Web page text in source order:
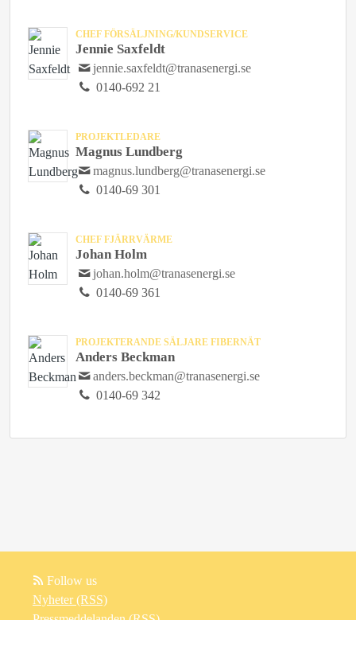
CHEF FÖRSÄLJNING/KUNDSERVICE
Jennie Saxfeldt
jennie.saxfeldt@tranasenergi.se
0140-692 21
PROJEKTLEDARE
Magnus Lundberg
magnus.lundberg@tranasenergi.se
0140-69 301
CHEF FJÄRRVÄRME
Johan Holm
johan.holm@tranasenergi.se
0140-69 361
PROJEKTERANDE SÄLJARE FIBERNÄT
Anders Beckman
anders.beckman@tranasenergi.se
0140-69 342
Follow us
Nyheter (RSS)
Pressmeddelanden (RSS)